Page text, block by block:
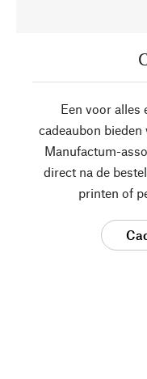
Een voor alles
cadeaubon
Manufactum-
direct na de
printen of